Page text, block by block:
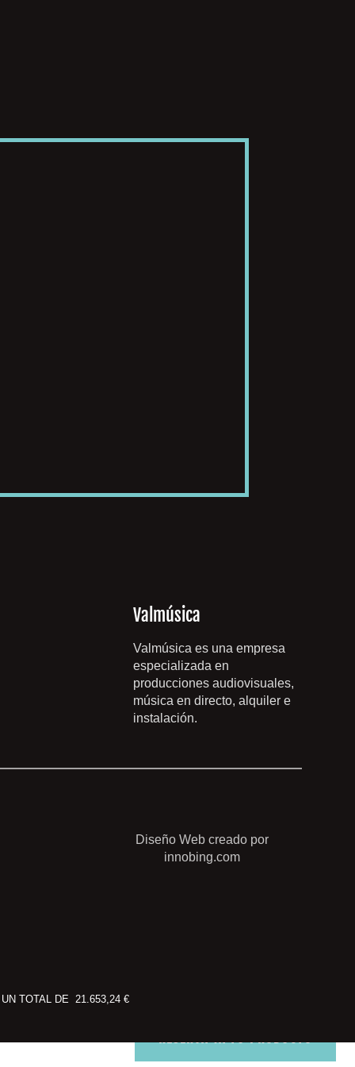
RESERVA YA TU PRODUCTO
Valmúsica
Valmúsica es una empresa
especializada en
producciones audiovisuales,
música en directo, alquiler e
instalación.
Diseño Web creado por
innobing.com
TOTAL DE 21.653,24 €